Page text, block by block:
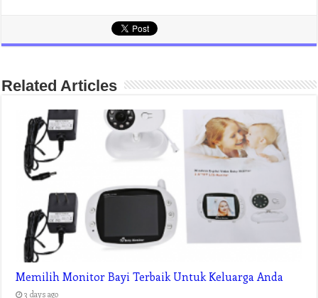
Related Articles
Memilih Monitor Bayi Terbaik Untuk Keluarga Anda
3 days ago